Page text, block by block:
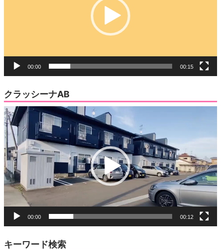
00:00 00:15
クラッシーナAB
動
画
プ
レ
ー
ヤ
ー
00:00 00:12
キーワード検索